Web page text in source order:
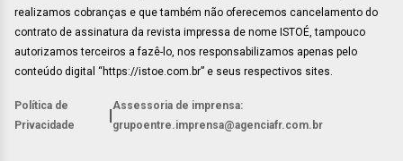
realizamos cobranças e que também não oferecemos cancelamento do
contrato de assinatura da revista impressa de nome ISTOÉ, tampouco
autorizamos terceiros a fazê-lo, nos responsabilizamos apenas pelo
conteúdo digital “https://istoe.com.br” e seus respectivos sites.
Política de
Privacidade
Assessoria de imprensa:
grupoentre.imprensa@agenciafr.com.br